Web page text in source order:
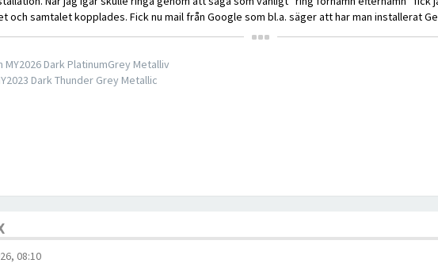
och samtalet kopplades. Fick nu mail från Google som bl.a. säger att har man installerat
Dark PlatinumGrey Metalliv
Dark Thunder Grey Metallic
08:10